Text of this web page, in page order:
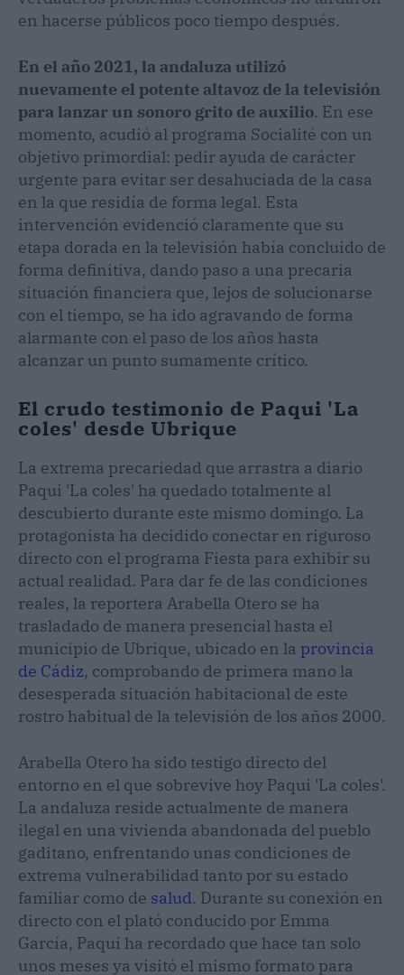
en hacerse públicos poco tiempo después.
En el año 2021, la andaluza utilizó
nuevamente el potente altavoz de la televisión
para lanzar un sonoro grito de auxilio. En ese
momento, acudió al programa Socialité con un
objetivo primordial: pedir ayuda de carácter
urgente para evitar ser desahuciada de la casa
en la que residía de forma legal. Esta
intervención evidenció claramente que su
etapa dorada en la televisión había concluido de
forma definitiva, dando paso a una precaria
situación financiera que, lejos de solucionarse
con el tiempo, se ha ido agravando de forma
alarmante con el paso de los años hasta
alcanzar un punto sumamente crítico.
El crudo testimonio de Paqui 'La
coles' desde Ubrique
La extrema precariedad que arrastra a diario
Paqui 'La coles' ha quedado totalmente al
descubierto durante este mismo domingo. La
protagonista ha decidido conectar en riguroso
directo con el programa Fiesta para exhibir su
actual realidad. Para dar fe de las condiciones
reales, la reportera Arabella Otero se ha
trasladado de manera presencial hasta el
municipio de Ubrique, ubicado en la provincia
de Cádiz, comprobando de primera mano la
desesperada situación habitacional de este
rostro habitual de la televisión de los años 2000.
Arabella Otero ha sido testigo directo del
entorno en el que sobrevive hoy Paqui 'La coles'.
La andaluza reside actualmente de manera
ilegal en una vivienda abandonada del pueblo
gaditano, enfrentando unas condiciones de
extrema vulnerabilidad tanto por su estado
familiar como de salud. Durante su conexión en
directo con el plató conducido por Emma
García, Paqui ha recordado que hace tan solo
unos meses ya visitó el mismo formato para